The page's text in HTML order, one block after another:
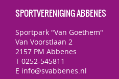
SPORTVERENIGING ABBENES
Sportpark "Van Goethem"
Van Voorstlaan 2
2157 PM Abbenes
T 0252-545811
E info@svabbenes.nl